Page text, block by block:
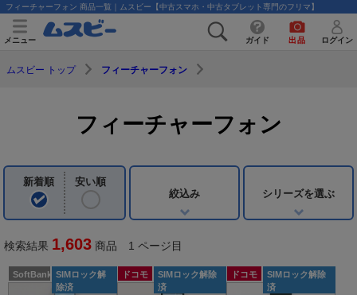
フィーチャーフォン 商品一覧｜ムスビー【中古スマホ・中古タブレット専門のフリマ】
メニュー ガイド 出品 ログイン
ムスビー トップ フィーチャーフォン
フィーチャーフォン
新着順
安い順
絞込み
シリーズを選ぶ
検索結果 1,603 商品 1 ページ目
SoftBank SIMロック解
除済
ドコモ
SIMロック解除
済
ドコモ
SIMロック解除
済